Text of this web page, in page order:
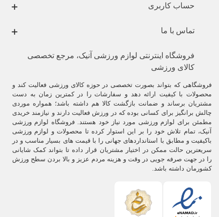
در اولین گام نوع پای خود را بشناسید.
مناسببا آن را انتخاب کنید که دارای کف و زیر سازی منسب باشد
هرگز هر مدل کفشی را برای خرید انتخاب نکنید .
کفش شما بایدکفش مخصوص بدمینتونباشد . به هیچ عنوان از آن در ورزش
های دیگر و پیاده روی استفاده نکنید.
کفش های پیاده رویو دو دارای کفی ضعیف هستند و مقاومت مورد نیاز
شما را فراهم نمی کنند.
در صورت استفاده از کفش بدمینتون در ورزشهایی مثل دو میدانی انتظار
کاهش چسبندگی کف کفش را داشته باشید
.
کفشبا کفی مشکی باعث سر خوردن در سالن خواهد شد
حساب کاربری
تماس با ما
فروشگاه اینترنتی لوازم ورزشی آنیک، مرجع تخصصی
کالای ورزشی
فروشگاهی که بتواند بصورت تخصصی در حوزه کالای ورزشی فعالیت کند و
محصولات با کیفیت ارائه دهد و سفارشات را در کمترین زمان به دست
مشتریان برساند و ضمانت بازگشت کالا هم داشته باشد؛ همواره موردی
چالش برانگیز برای کسانی بوده که در ورزش فعالیت دارند و نیازمند خریدی
مطمئن برای لوازم ورزشی مورد نیاز خود هستند. فروشگاه لوازم ورزشی
آنیک، تمام تلاش خود را بر این استوار کرده تا محصولات و لوازم ورزشی
باکیفیت و مطابق با استانداردهای جهانی را با قیمت های بسیار مناسب و در
سریعترین حالت ممکن در اختیار مشتریان قرار داده تا بتواند کمک شایانی
را در جهت صرفه جویی در وقت و هزینه مردم عزیز و بالا بردن سطح ورزش
کشورمان داشته باشد.